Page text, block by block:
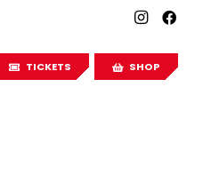
TICKETS SHOP